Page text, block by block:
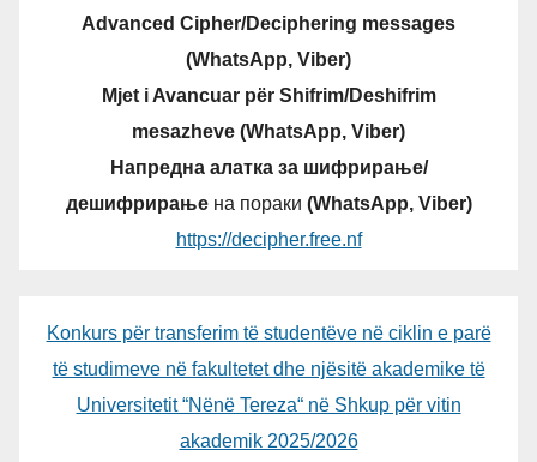
Advanced Cipher/Deciphering messages
(WhatsApp, Viber)
Mjet i Avancuar për Shifrim/Deshifrim
mesazheve (WhatsApp, Viber)
Напредна алатка за шифрирање/
дешифрирањена пораки (WhatsApp, Viber)
https://decipher.free.nf
Konkurs për transferim të studentëve në ciklin e parë
të studimeve në fakultetet dhe njësitë akademike të
Universitetit “Nënë Tereza“ në Shkup për vitin
akademik 2025/2026